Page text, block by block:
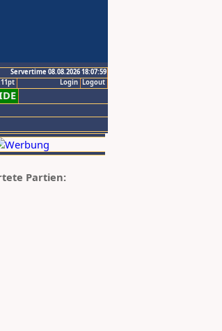
Servertime 08.08.2026 18:07:59
Logout
Login
Partien: